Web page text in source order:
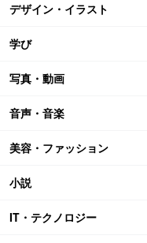
デザイン・イラスト
学び
写真・動画
音声・音楽
美容・ファッション
小説
IT・テクノロジー